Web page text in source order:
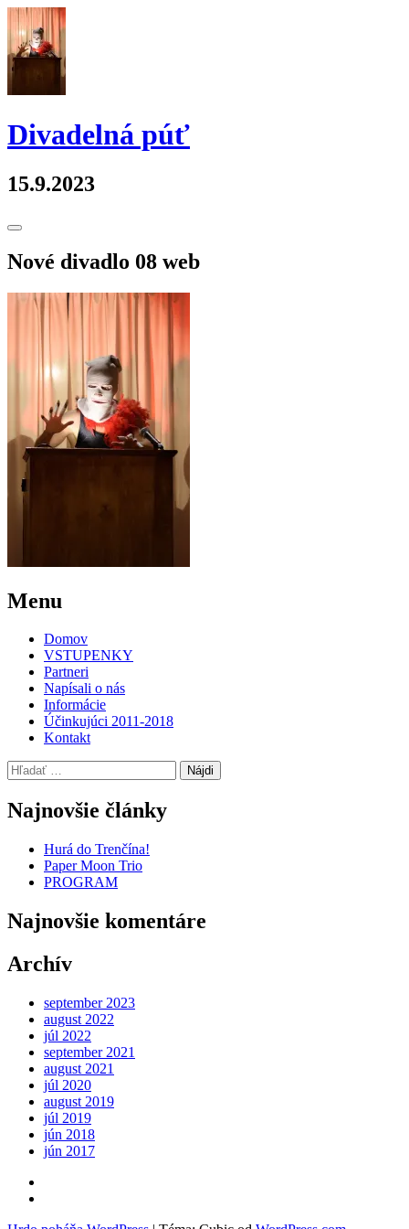
Skip
to
content
Divadelná púť
15.9.2023
Toggle
Nové divadlo 08 web
Post
←NOVÉ
DIVADLO
Menu
Domov
VSTUPENKY
Partneri
Napísali o nás
Informácie
Účinkujúci 2011-2018
Kontakt
Hľadať:
Najnovšie články
Hurá do Trenčína!
Paper Moon Trio
PROGRAM
Najnovšie komentáre
Archív
september 2023
august 2022
júl 2022
september 2021
august 2021
júl 2020
august 2019
júl 2019
jún 2018
jún 2017